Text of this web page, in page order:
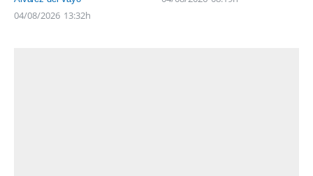
04/08/2026 13:32h